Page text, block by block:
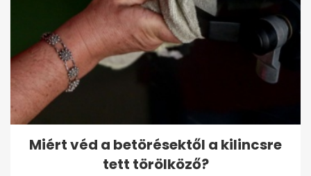
Miért véd a betörésektől a kilincsre
tett törölköző?